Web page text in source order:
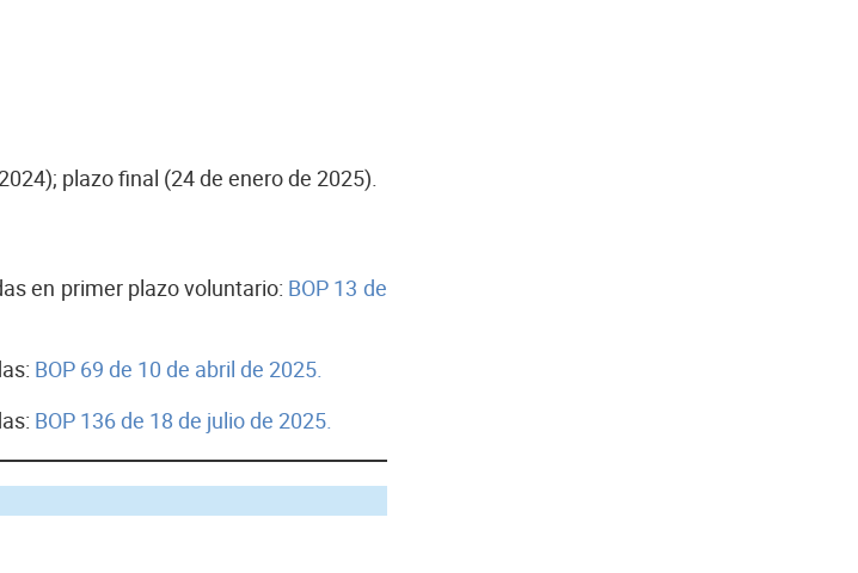
plazo final (24 de enero de 2025).
en primer plazo voluntario: BOP 13 de
BOP 69 de 10 de abril de 2025.
BOP 136 de 18 de julio de 2025.